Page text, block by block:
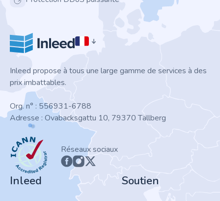
Inleed propose à tous une large gamme de services à des
prix imbattables.
Org. n° : 556931-6788
Adresse : Ovabacksgattu 10, 79370 Tällberg
ICANN
Réseaux sociaux
Inleed Soutien